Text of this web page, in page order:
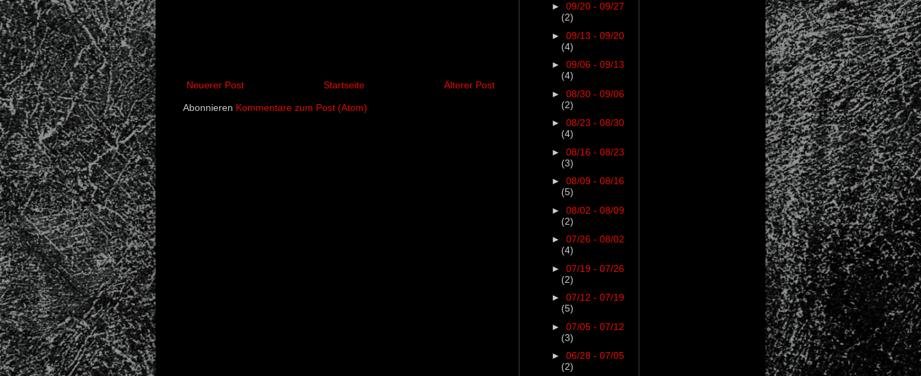
Neuerer Post Älterer Post
Startseite
Abonnieren Kommentare zum Post (Atom)
► 09/20 - 09/27
(2)
► 09/13 - 09/20
(4)
► 09/06 - 09/13
(4)
► 08/30 - 09/06
(2)
► 08/23 - 08/30
(4)
► 08/16 - 08/23
(3)
► 08/09 - 08/16
(5)
► 08/02 - 08/09
(2)
► 07/26 - 08/02
(4)
► 07/19 - 07/26
(2)
► 07/12 - 07/19
(5)
► 07/05 - 07/12
(3)
► 06/28 - 07/05
(2)